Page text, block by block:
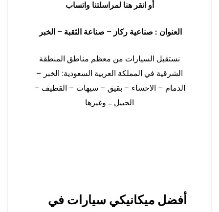
أو انقر هنا لمراسلتنا واتساب
العنوان : صناعية ركاز – صناعة الثقبة – الخبر
نستقبل السيارات من معظم مناطق المنطقة
الشرقية في المملكة العربية السعودية: الخبر –
الدمام – الاحساء – بقيق – سيهات – القطيف –
الجبيل .. وغيرها
أفضل ميكانيكي سيارات في